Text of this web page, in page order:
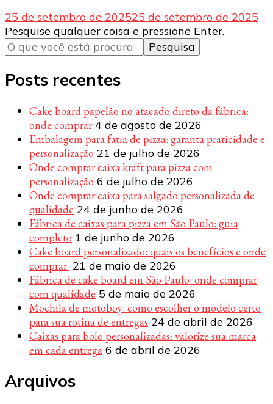
25 de setembro de 202525 de setembro de 2025
Procurando
algo?
Pesquise qualquer coisa e pressione Enter.
Posts recentes
Cake board papelão no atacado direto da fábrica:
onde comprar 4 de agosto de 2026
Embalagem para fatia de pizza: garanta praticidade e
personalização 21 de julho de 2026
Onde comprar caixa kraft para pizza com
personalização 6 de julho de 2026
Onde comprar caixa para salgado personalizada de
qualidade 24 de junho de 2026
Fábrica de caixas para pizza em São Paulo: guia
completo 1 de junho de 2026
Cake board personalizado: quais os benefícios e onde
comprar 21 de maio de 2026
Fábrica de cake board em São Paulo: onde comprar
com qualidade 5 de maio de 2026
Mochila de motoboy: como escolher o modelo certo
para sua rotina de entregas 24 de abril de 2026
Caixas para bolo personalizadas: valorize sua marca
em cada entrega 6 de abril de 2026
Arquivos